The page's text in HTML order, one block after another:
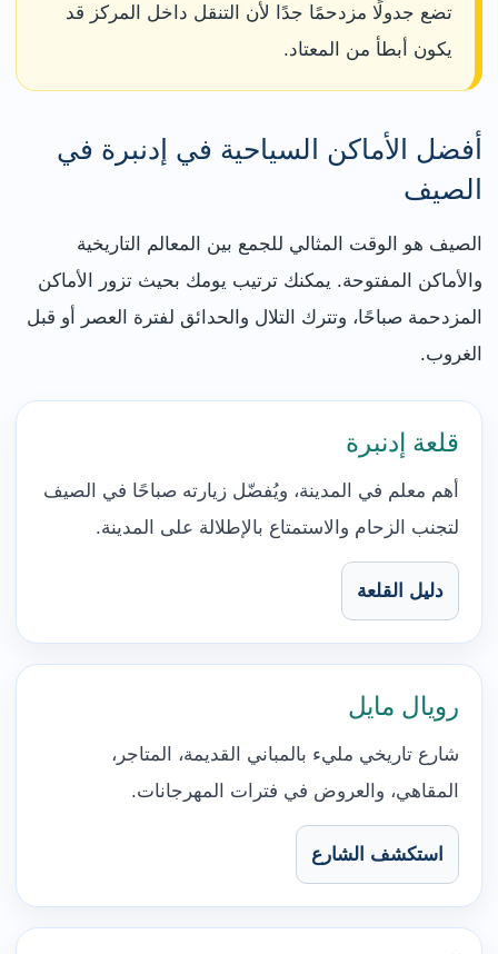
تضع جدولًا مزدحمًا جدًا لأن التنقل داخل المركز قد
يكون أبطأ من المعتاد.
أفضل الأماكن السياحية في إدنبرة في
الصيف
الصيف هو الوقت المثالي للجمع بين المعالم التاريخية
والأماكن المفتوحة. يمكنك ترتيب يومك بحيث تزور الأماكن
المزدحمة صباحًا، وتترك التلال والحدائق لفترة العصر أو قبل
الغروب.
قلعة إدنبرة
أهم معلم في المدينة، ويُفضّل زيارته صباحًا في الصيف
لتجنب الزحام والاستمتاع بالإطلالة على المدينة.
دليل القلعة
رويال مايل
شارع تاريخي مليء بالمباني القديمة، المتاجر،
المقاهي، والعروض في فترات المهرجانات.
استكشف الشارع